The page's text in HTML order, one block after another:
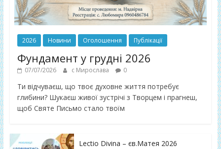
2026 Новини Оголошення Публікації
Фундамент у грудні 2026
07/07/2026 с Мирослава 0
Ти відчуваєш, що твоє духовне життя потребує
глибини? Шукаєш живої зустрічі з Творцем і прагнеш,
щоб Святе Письмо стало твоїм
Lectio Divina – єв.Матея 2026